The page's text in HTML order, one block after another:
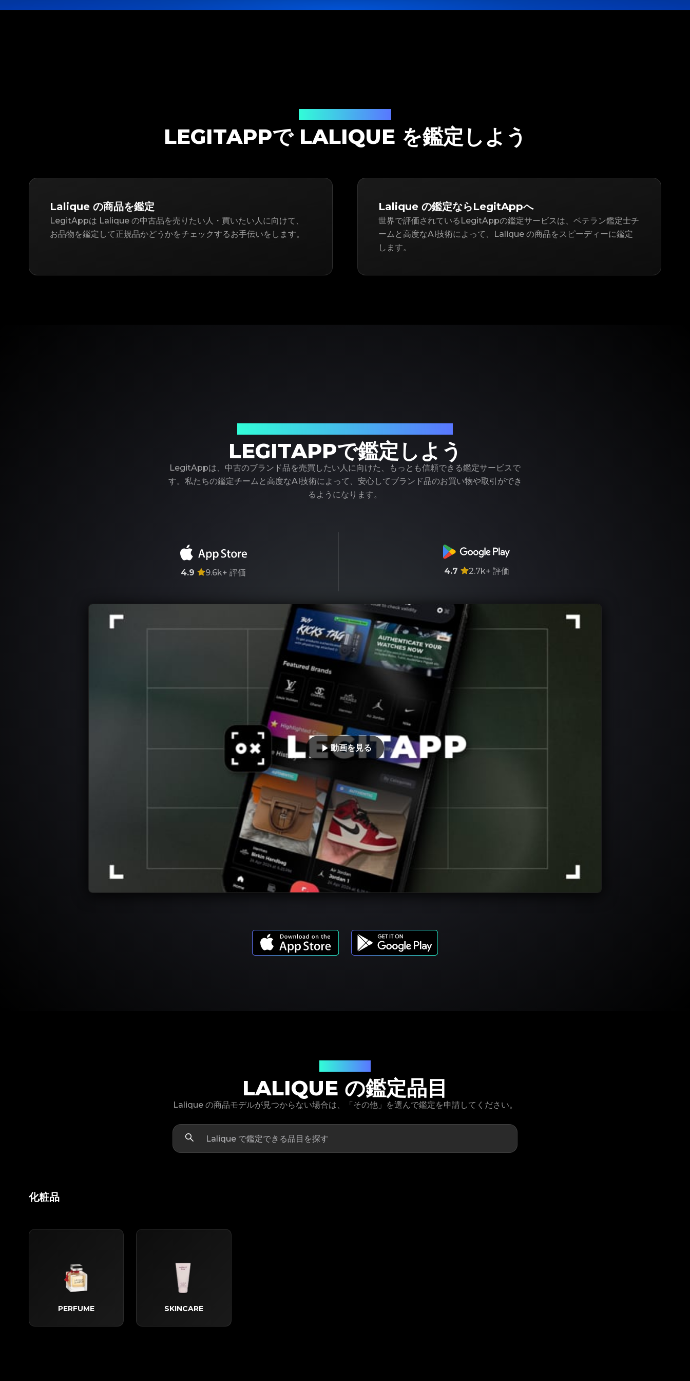
LEGITAPPで LALIQUE を鑑定しよう
Lalique の商品を鑑定
LegitAppは Lalique の中古品を売りたい人・買いたい人に向けて、
お品物を鑑定して正規品かどうかをチェックするお手伝いをします。
Lalique の鑑定ならLegitAppへ
世界で評価されているLegitAppの鑑定サービスは、ベテラン鑑定士チ
ームと高度なAI技術によって、Lalique の商品をスピーディーに鑑定
します。
LEGITAPPで鑑定しよう
LegitAppは、中古のブランド品を売買したい人に向けた、もっとも信頼できる鑑定サービスで
す。私たちの鑑定チームと高度なAI技術によって、安心してブランド品のお買い物や取引ができ
るようになります。
4.9 9.6k+ 評価 4.7 2.7k+ 評価
動画を見る
LALIQUE の鑑定品目
Lalique の商品モデルが見つからない場合は、「その他」を選んで鑑定を申請してください。
化粧品
PERFUME SKINCARE